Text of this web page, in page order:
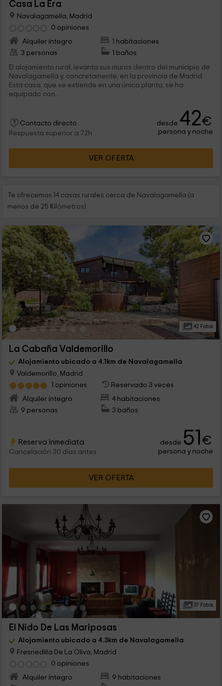
Casa La Era
Navalagamella, Madrid
0 opiniones
Alquiler íntegro
1 habitaciones
3 personas
1 baños
El alojamiento rural, levanta sus muros dentro del municipio de
Navalagamella y, concretamente, en la provincia de Madrid.
Esta casa, que se extiende en una única planta, se ha
equipado con...
Contacto directo
Respuesta superior a 72h
desde 42€
persona y noche
VER OFERTA
Te ofrecemos 14 casas rurales cerca de Navalagamella (a
menos de 25 Kilómetros)
42 Fotos
La Cabaña Valdemorillo
Alojamiento ubicado a 4.1km de Navalagamella
Valdemorillo, Madrid
1 opiniones
Reservado 3 veces
Alquiler íntegro
4 habitaciones
9 personas
3 baños
Reserva inmediata
Cancelación 30 días antes
desde 51€
persona y noche
VER OFERTA
37 Fotos
El Nido De Las Mariposas
Alojamiento ubicado a 4.3km de Navalagamella
Fresnedilla De La Oliva, Madrid
0 opiniones
Alquiler íntegro
9 habitaciones